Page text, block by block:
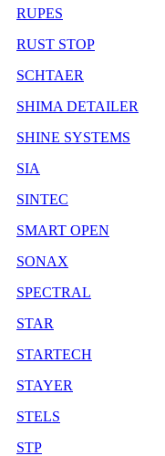
RUPES
RUST STOP
SCHTAER
SHIMA DETAILER
SHINE SYSTEMS
SIA
SINTEC
SMART OPEN
SONAX
SPECTRAL
STAR
STARTECH
STAYER
STELS
STP